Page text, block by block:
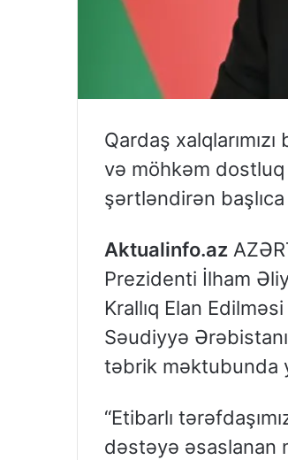
Qardaş
və möhkəm
şərtləndirən
Aktualinfo.az
Prezidenti İlham
Krallıq Elan
Səudiyyə
təbrik məktubunda
“Etibarlı
dəstəyə əsaslanan